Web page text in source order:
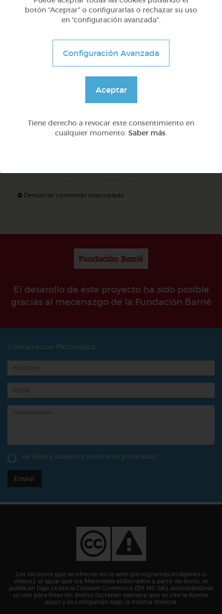
@Webparaelespanol
21768
Denunciar contenido inapropiado
El desarollo de este proyecto ha sido posible
gracias al mecenazgo de la Fundación Barrié
Contacta con Pictoeduca
He leído y acepto la política de privacidad
Enviar
Los recursos que se ofrecen en la web (pictogramas,imágenes o
vídeos), al igual que los Materiales elaborados a partir de éstos, se
publican bajo Licencia Creative Commons (BY-NC-SA), autorizándose
su uso para fines sin ánimo lucrativo siempre que se cite la fuente,
autor y se compartan bajo la misma licencia.
botón “Aceptar” o configurarlas o rechazar su uso
en “configuración avanzada”.
Configuración Avanzada
Aceptar
Tiene derecho a revocar este consentimiento en
cualquier momento. Saber más.